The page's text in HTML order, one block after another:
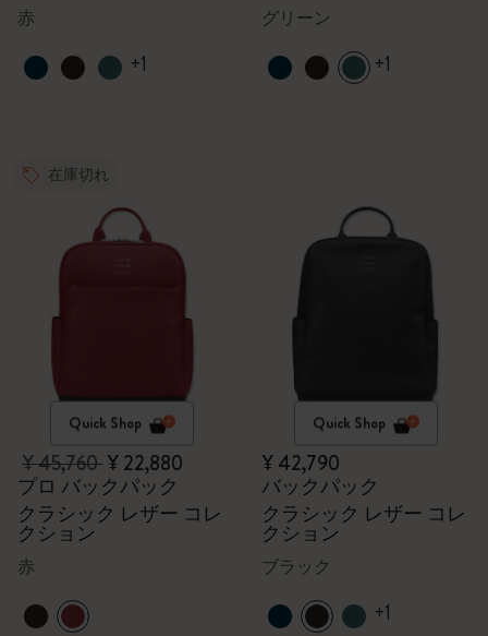
赤
+1
グリーン
+1
在庫切れ
Quick Shop
¥ 45,760¥ 22,880
プロ バックパック
クラシック レザー コレ
クション
赤
Quick Shop
¥ 42,790
バックパック
クラシック レザー コレ
クション
ブラック
+1